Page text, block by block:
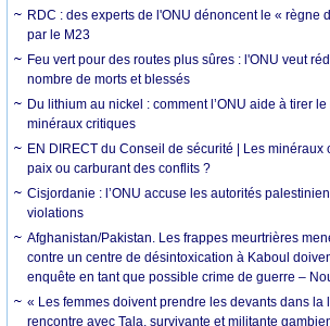
RDC : des experts de l'ONU dénoncent le « règne
par le M23
Feu vert pour des routes plus sûres : l'ONU veut
nombre de morts et blessés
Du lithium au nickel : comment l’ONU aide à tirer
minéraux critiques
EN DIRECT du Conseil de sécurité | Les minéraux
paix ou carburant des conflits ?
Cisjordanie : l’ONU accuse les autorités
violations
Afghanistan/Pakistan. Les frappes meurtrières
contre un centre de désintoxication à Kaboul
enquête en tant que possible crime de guerre –
« Les femmes doivent prendre les devants dans la
rencontre avec Tala, survivante et militante